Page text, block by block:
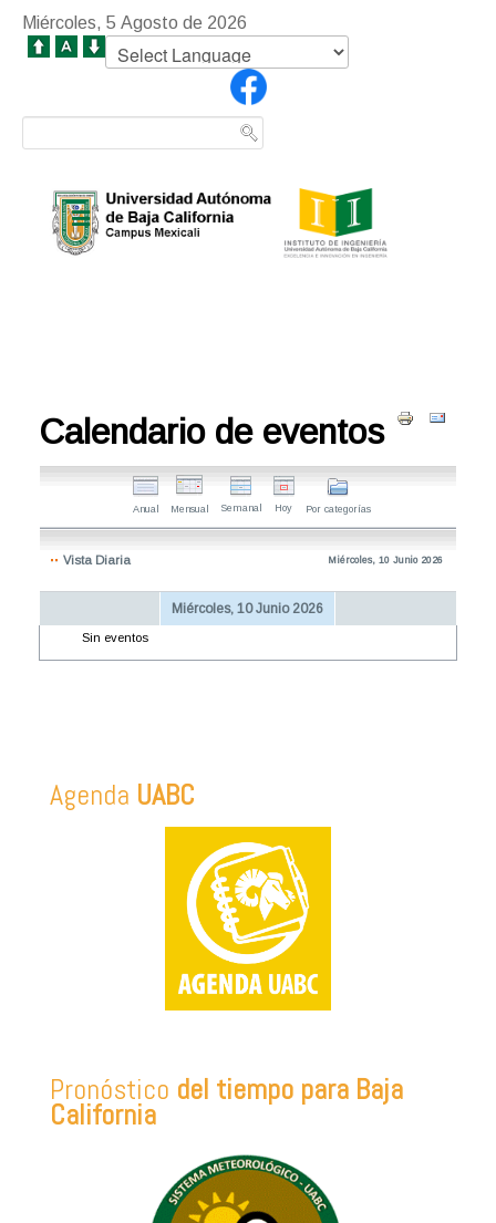
Miércoles, 5 Agosto de 2026
Calendario de eventos
Anual Mensual Semanal Hoy Por categorías
Vista Diaria Miércoles, 10 Junio 2026
Miércoles, 10 Junio 2026
Sin eventos
Agenda UABC
Pronóstico del tiempo para Baja
California